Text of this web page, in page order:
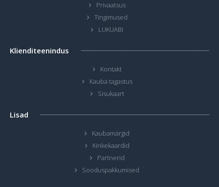
Privaatsus
Tingimused
LUKUABI
Klienditeenindus
Kontakt
Kauba tagastus
Sisukaart
Lisad
Kaubamärgid
Kinkekaardid
Partnerid
Sooduspakkumised